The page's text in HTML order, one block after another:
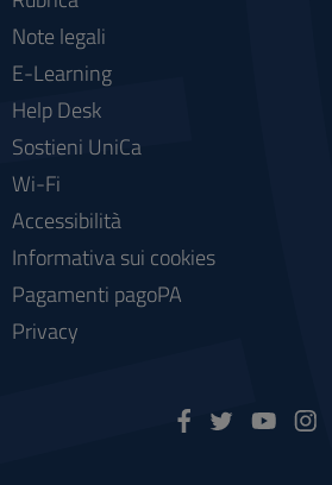
Note legali
E-Learning
Help Desk
Sostieni UniCa
Wi-Fi
Accessibilità
Informativa sui cookies
Pagamenti pagoPA
Privacy